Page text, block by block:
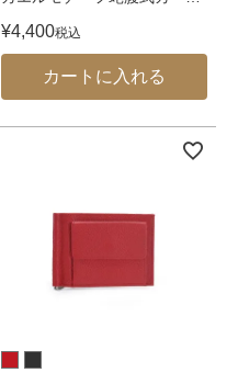
¥4,400税込
カートに入れる